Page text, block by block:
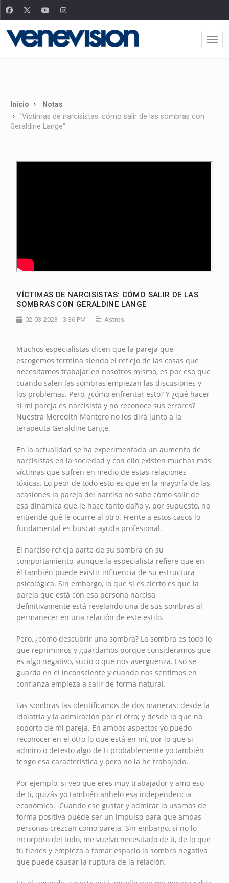
Inicio
Notas
"Víctimas de narcisistas: cómo salir de las sombras con
Geraldine Lange"
VÍCTIMAS DE NARCISISTAS: CÓMO SALIR DE LAS
SOMBRAS CON GERALDINE LANGE
02-03-2023 - 3:36 PM Astros
Muchos especialistas dicen que la pareja que
escogemos termina siendo el reflejo de las cosas que
necesitamos trabajar en nosotros mismo, es por eso que
cuando salen las sombras empiezan las discusiones y
los problemas. Pero, ¿cómo enfrentar esto? Y ¿qué hacer
si mi pareja es narcisista y no reconoce sus errores?
Nuestra Meredith Montero no los dirá junto a la
terapeuta Geraldine Lange.
En la actualidad se ha experimentado un aumento de
narcisistas en la sociedad y con ello existen muchas más
víctimas que sufren en medio de estas relaciones
tóxicas. Lo peor de todo esto es que en la mayoría de las
ocasiones la pareja del narciso no sabe cómo salir de
esa dinámica que le hace tanto daño y, por supuesto, no
entiende qué le ocurre al otro. Frente a estos casos lo
fundamental es buscar ayuda profesional.
El narciso refleja parte de su sombra en su
comportamiento, aunque la especialista refiere que en
él también puede existir influencia de su estructura
psicológica. Sin embargo, lo que sí es cierto es que la
pareja que está con esa persona narcisa,
definitivamente está revelando una de sus sombras al
permanecer en una relación de este estilo.
Pero, ¿cómo descubrir una sombra? La sombra es todo lo
que reprimimos y guardamos porque consideramos que
es algo negativo, sucio o que nos avergüenza. Eso se
guarda en el inconsciente y cuando nos sentimos en
confianza empieza a salir de forma natural.
Las sombras las identificamos de dos maneras: desde la
idolatría y la admiración por el otro; y desde lo que no
soporto de mi pareja. En ambos aspectos yo puedo
reconocer en el otro lo que está en mí, por lo que si
admiro o detesto algo de ti probablemente yo también
tengo esa característica y pero no la he trabajado.
Por ejemplo, si veo que eres muy trabajador y amo eso
de ti, quizás yo también anhelo esa independencia
económica. Cuando ese gustar y admirar lo usamos de
forma positiva puede ser un impulso para que ambas
personas crezcan como pareja. Sin embargo, si no lo
incorporo del todo, me vuelvo necesitado de ti, de lo que
tú tienes y empieza a tomar espacio la sombra negativa
que puede causar la ruptura de la relación.